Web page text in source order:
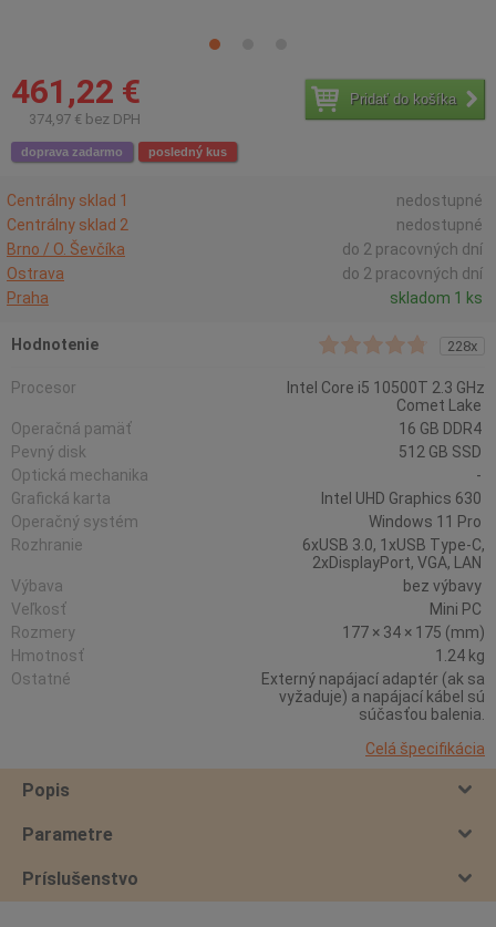
461,22 €
374,97 € bez DPH
Pridať do košíka
doprava zadarmo posledný kus
Centrálny sklad 1
nedostupné
Centrálny sklad 2
nedostupné
Brno / O. Ševčíka
do 2 pracovných dní
Ostrava
do 2 pracovných dní
Praha
skladom 1 ks
Hodnotenie 228x
Procesor
Intel Core i5 10500T 2.3 GHz
Comet Lake
Operačná pamäť
16 GB DDR4
Pevný disk
512 GB SSD
Optická mechanika
-
Grafická karta
Intel UHD Graphics 630
Operačný systém
Windows 11 Pro
Rozhranie
6xUSB 3.0, 1xUSB Type-C,
2xDisplayPort, VGA, LAN
Výbava
bez výbavy
Veľkosť
Mini PC
Rozmery
177 × 34 × 175 (mm)
Hmotnosť
1.24 kg
Ostatné
Externý napájací adaptér (ak sa
vyžaduje) a napájací kábel sú
súčasťou balenia.
Celá špecifikácia
Popis
Parametre
Príslušenstvo